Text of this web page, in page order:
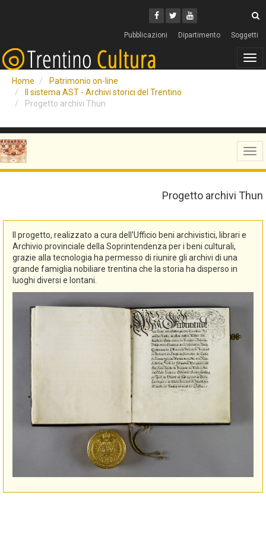
Facebook
Twitter
Youtube
Pubblicazioni Dipartimento Soggetti
Home
Patrimonio on-line
Il sistema AST - Archivi storici del Trentino
Progetto archivi Thun
Progetto archivi Thun
Il progetto, realizzato a cura dell'Ufficio beni archivistici, librari e
Archivio provinciale della Soprintendenza per i beni culturali,
grazie alla tecnologia ha permesso di riunire gli archivi di una
grande famiglia nobiliare trentina che la storia ha disperso in
luoghi diversi e lontani.